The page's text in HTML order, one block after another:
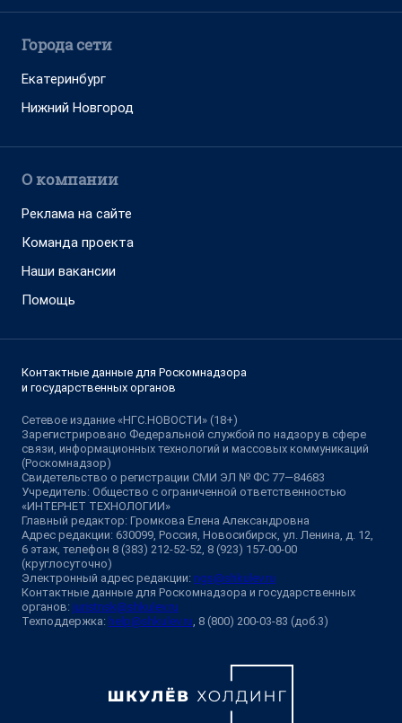
Города сети
Екатеринбург
Нижний Новгород
О компании
Реклама на сайте
Команда проекта
Наши вакансии
Помощь
Контактные данные для Роскомнадзора
и государственных органов
Сетевое издание «НГС.НОВОСТИ» (18+)
Зарегистрировано Федеральной службой по надзору в сфере
связи, информационных технологий и массовых коммуникаций
(Роскомнадзор)
Свидетельство о регистрации СМИ ЭЛ № ФС 77—84683
Учредитель: Общество с ограниченной ответственностью
«ИНТЕРНЕТ ТЕХНОЛОГИИ»
Главный редактор: Громкова Елена Александровна
Адрес редакции: 630099, Россия, Новосибирск, ул. Ленина, д. 12,
6 этаж, телефон 8 (383) 212-52-52, 8 (923) 157-00-00
(круглосуточно)
Электронный адрес редакции: ngs@shkulev.ru
Контактные данные для Роскомнадзора и государственных
органов: juristnsk@shkulev.ru
Техподдержка: help@shkulev.ru, 8 (800) 200-03-83 (доб.3)